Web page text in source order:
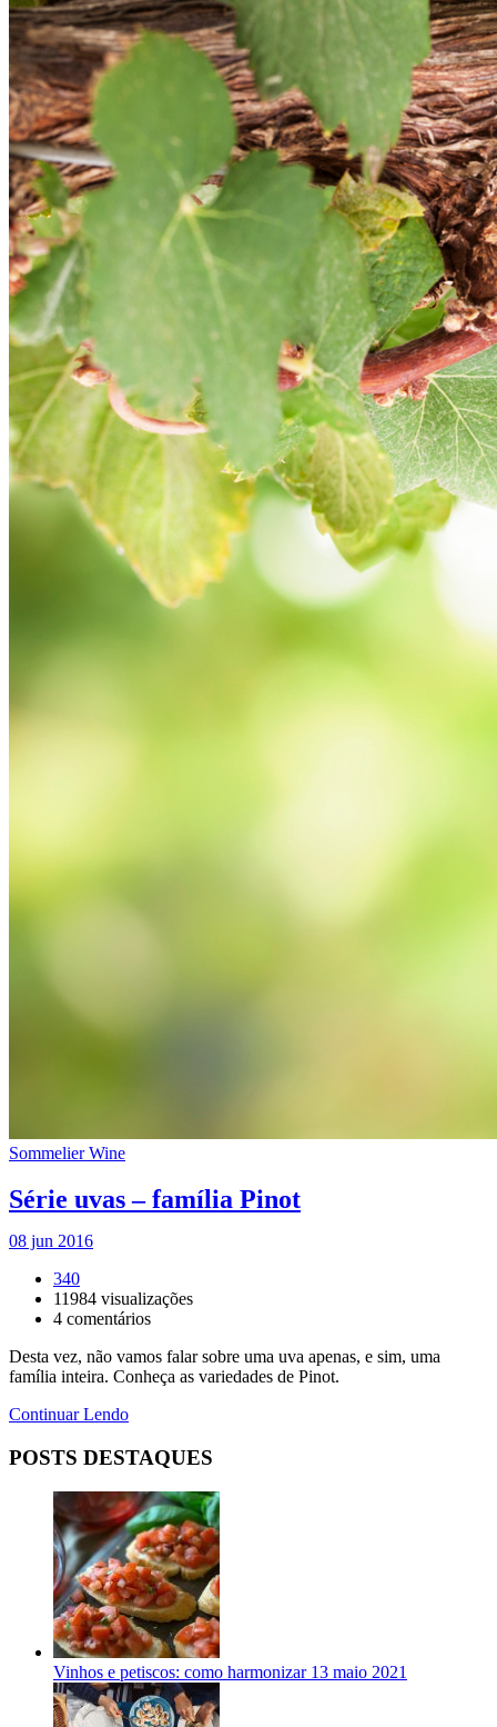
Sommelier Wine
Série uvas – família Pinot
08 jun 2016
340
11984 visualizações
4 comentários
Desta vez, não vamos falar sobre uma uva apenas, e sim, uma
família inteira. Conheça as variedades de Pinot.
Continuar Lendo
POSTS DESTAQUES
Vinhos e petiscos: como harmonizar 13 maio 2021